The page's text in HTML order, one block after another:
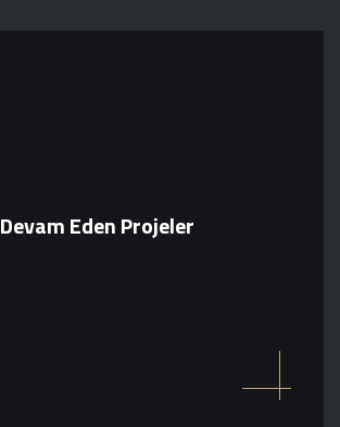
Devam Eden Projeler